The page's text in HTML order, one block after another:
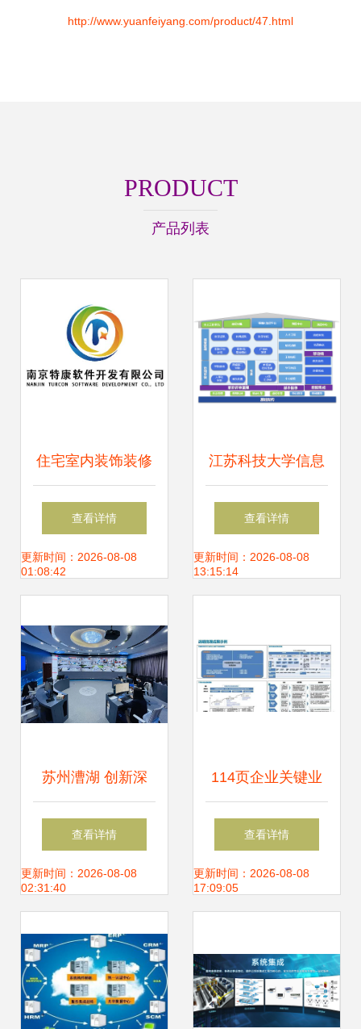
http://www.yuanfeiyang.com/product/47.html
PRODUCT
产品列表
住宅室内装饰装修
与信息系统集成服
务的融合之美——
运营谈起
查看详情
更新时间：2026-08-08
01:08:42
江苏科技大学信息
系统集成服务 推动
教育信息化的创新
查看详情
更新时间：2026-08-08
13:15:14
苏州漕湖 创新深
化“大网铁”机制，
激发基层治理强大
查看详情
更新时间：2026-08-08
02:31:40
114页企业关键业
务流程 从战略规划
产品开发物料采购
查看详情
更新时间：2026-08-08
17:09:05